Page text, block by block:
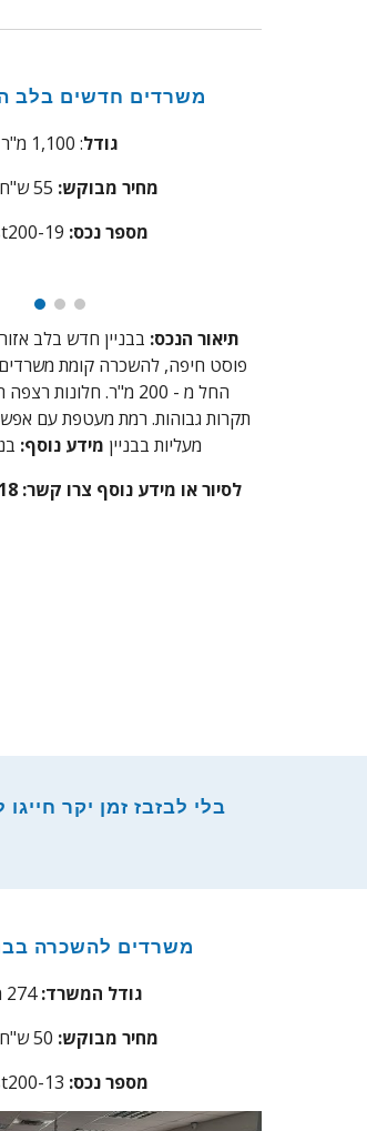
משרדים חדשים בלב
גודל: 1,100 מ"ר
מחיר מבוקש: 5 ש"ח
19 :מספר נכס
תיאור הנכס: בבניין חדש בלב
פוסט חיפה, להשכרה קומת משרדים
החל מ - 200 מ"ר
. חלונות רצפה
תקרות גבוהות. רמת מעטפת עם
מעליות בבניין מידע נוסף:
לסיור או מידע נוסף צרו קשר:
בלי לבזבז זמן יקר
משרדים להשכרה
גודל המשרד:274 מ"ר
מחיר מבוקש: 50 ש"ח למ"ר
13 :מספר נכס